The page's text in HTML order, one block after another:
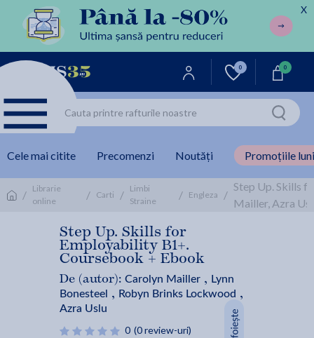
X
0 0
Cele mai citite Precomenzi Noutăți Promoțiile
/ Librarie
online
/ Carti /
Limbi
Straine
/ Engleza /
Step Up. Skills
Mailler, Azra
Step Up. Skills for
Employability B1+.
Coursebook + Ebook
De (autor): Carolyn Mailler, Lynn
Bonesteel , Robyn Brinks Lockwood ,
Azra Uslu
0 (0 review-uri)